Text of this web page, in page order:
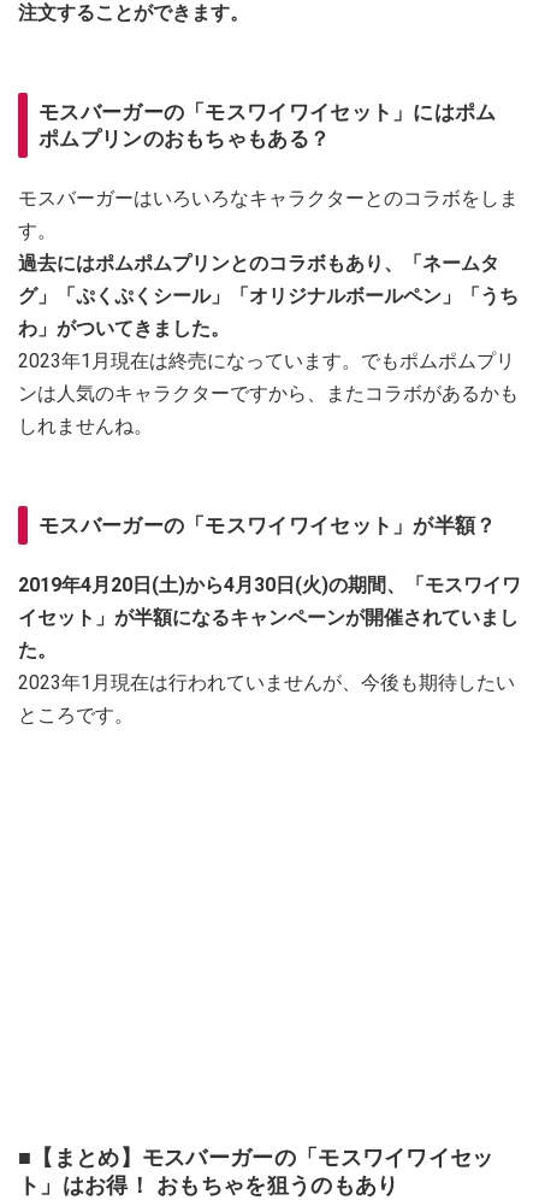
注文することができます。
モスバーガーの「モスワイワイセット」にはポム
ポムプリンのおもちゃもある？
モスバーガーはいろいろなキャラクターとのコラボをしま
す。
過去にはポムポムプリンとのコラボもあり、「ネームタ
グ」「ぷくぷくシール」「オリジナルボールペン」「うち
わ」がついてきました。
2023年1月現在は終売になっています。でもポムポムプリ
ンは人気のキャラクターですから、またコラボがあるかも
しれませんね。
モスバーガーの「モスワイワイセット」が半額？
2019年4月20日(土)から4月30日(火)の期間、「モスワイワ
イセット」が半額になるキャンペーンが開催されていまし
た。
2023年1月現在は行われていませんが、今後も期待したい
ところです。
■【まとめ】モスバーガーの「モスワイワイセッ
ト」はお得！ おもちゃを狙うのもあり